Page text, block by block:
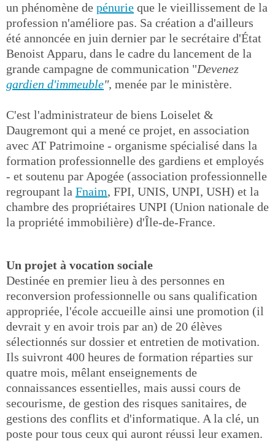
un phénomène de pénurie que le vieillissement de la
profession n'améliore pas. Sa création a d'ailleurs
été annoncée en juin dernier par le secrétaire d'État
Benoist Apparu, dans le cadre du lancement de la
grande campagne de communication "Devenez
gardien d'immeuble", menée par le ministère.
C'est l'administrateur de biens Loiselet &
Daugremont qui a mené ce projet, en association
avec AT Patrimoine - organisme spécialisé dans la
formation professionnelle des gardiens et employés
- et soutenu par Apogée (association professionnelle
regroupant la Fnaim, FPI, UNIS, UNPI, USH) et la
chambre des propriétaires UNPI (Union nationale de
la propriété immobilière) d'Île-de-France.
Un projet à vocation sociale
Destinée en premier lieu à des personnes en
reconversion professionnelle ou sans qualification
appropriée, l'école accueille ainsi une promotion (il
devrait y en avoir trois par an) de 20 élèves
sélectionnés sur dossier et entretien de motivation.
Ils suivront 400 heures de formation réparties sur
quatre mois, mêlant enseignements de
connaissances essentielles, mais aussi cours de
secourisme, de gestion des risques sanitaires, de
gestions des conflits et d'informatique. A la clé, un
poste pour tous ceux qui auront réussi leur examen.